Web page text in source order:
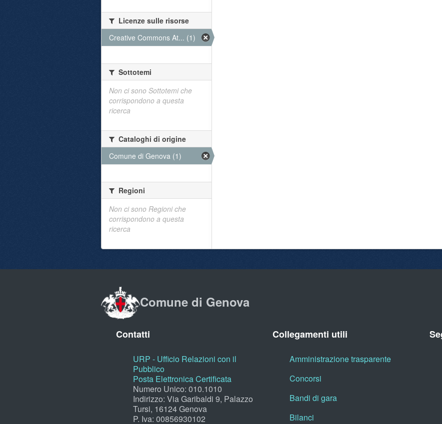
Licenze sulle risorse
Creative Commons At... (1)
Sottotemi
Non ci sono Sottotemi che
corrispondono a questa
ricerca
Cataloghi di origine
Comune di Genova (1)
Regioni
Non ci sono Regioni che
corrispondono a questa
ricerca
Comune di Genova
Contatti
URP - Ufficio Relazioni con il
Pubblico
Posta Elettronica Certificata
Numero Unico: 010.1010
Indirizzo: Via Garibaldi 9, Palazzo
Tursi, 16124 Genova
P. Iva: 00856930102
Collegamenti utili
Amministrazione trasparente
Concorsi
Bandi di gara
Bilanci